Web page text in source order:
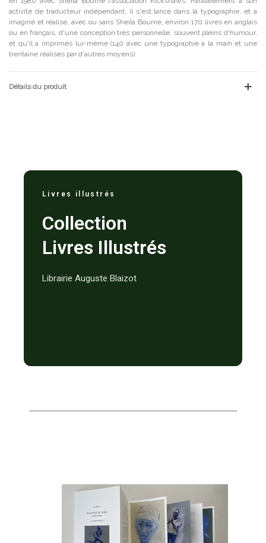
activité de traducteur indépendant, il s'est lancé dans la typographie, et a
imaginé et réalisé, avec ou sans Sheila Bourne, environ 170 livres en anglais
ou en français, d'une conception très personnelle, souvent pleins d'humour,
et qu'il a imprimés lui-même (140 avec une typographie à la main et une
trentaine réalisés par d'autres moyens).
Détails du produit
Livres illustrés
Collection
Livres Illustrés
Librairie Auguste Blaizot